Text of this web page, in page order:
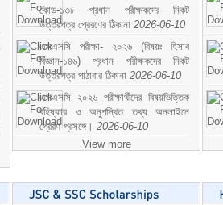
কোড-১৩৮ প্রধান পরীক্ষকদের নিকট
উত্তরপত্র প্রেরণের ঠিকানা 2026-06-10
এসএসসি পরীক্ষা- ২০২৬ (বিষয়ঃ হিসাব
বিজ্ঞান-১৪৬) প্রধান পরীক্ষকদের নিকট
উত্তরপত্র পাঠাবার ঠিকানা 2026-06-10
এসএসসি ২০২৬ পরীক্ষার্থীদের বিষয়ভিত্তিক
বহিষ্কার ও অনুপস্থিত তথ্য অনলাইনে
প্রেরণ প্রসঙ্গে। 2026-06-10
View more